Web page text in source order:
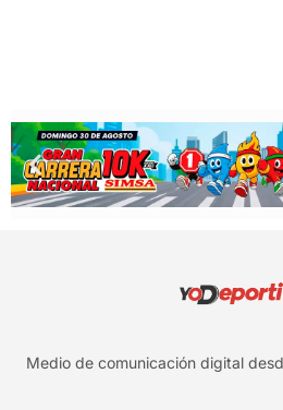
Medio de comunicación digital